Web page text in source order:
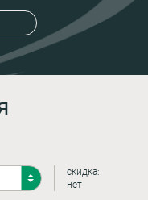
скидка:
нет